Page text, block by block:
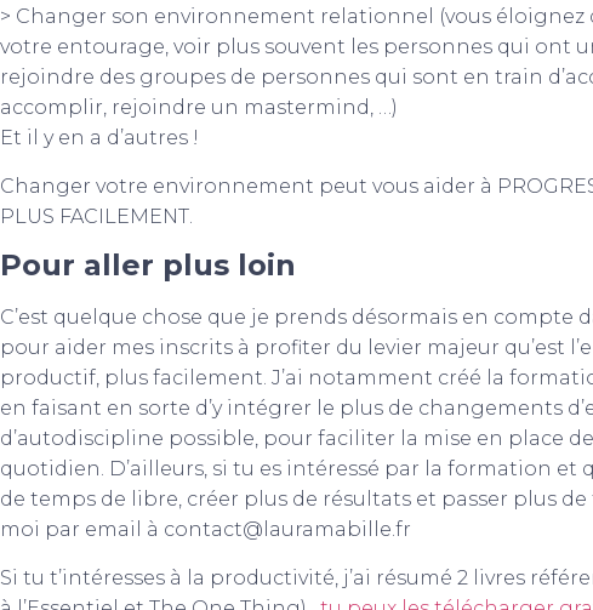
> Changer son environnement relationnel (vous éloignez
votre entourage, voir plus souvent les personnes qui ont
rejoindre des groupes de personnes qui sont en train
accomplir, rejoindre un mastermind, …)
Et il y en a d’autres !
Changer votre environnement peut vous aider à
PLUS FACILEMENT.
Pour aller plus loin
C’est quelque chose que je prends désormais en compte
pour aider mes inscrits à profiter du levier majeur qu’est
productif, plus facilement. J’ai notamment créé la
en faisant en sorte d’y intégrer le plus de changements
d’autodiscipline possible, pour faciliter la mise en place
quotidien. D’ailleurs, si tu es intéressé par la formation et
de temps de libre, créer plus de résultats et passer plus
moi par email à contact@lauramabille.fr
Si tu t’intéresses à la productivité, j’ai résumé 2 livres